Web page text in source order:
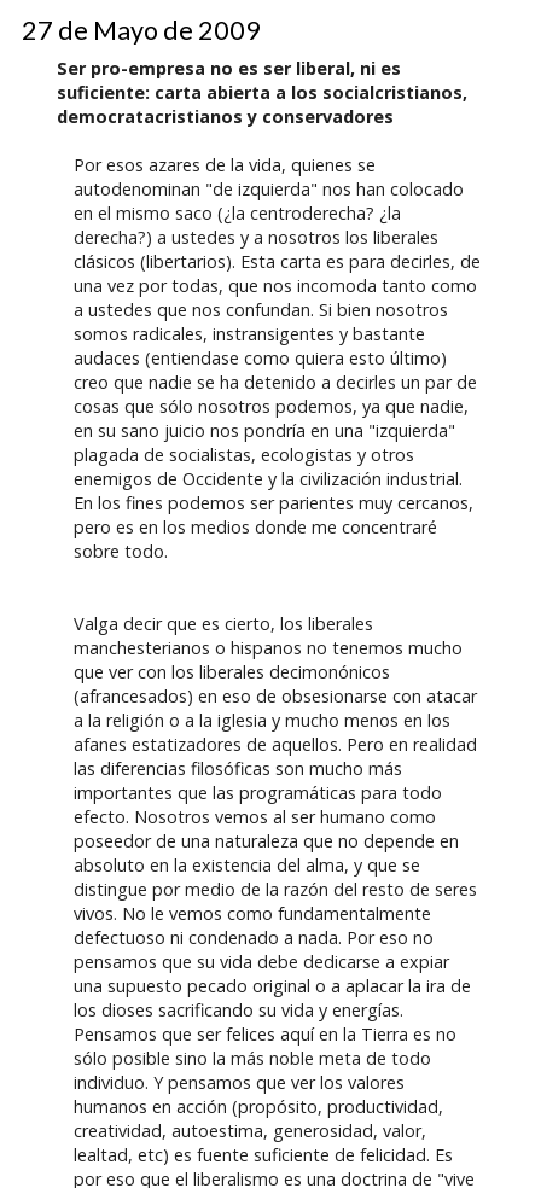
27 de Mayo de 2009
Ser pro-empresa no es ser liberal, ni es
suficiente: carta abierta a los socialcristianos,
democratacristianos y conservadores
Por esos azares de la vida, quienes se
autodenominan "de izquierda" nos han colocado
en el mismo saco (¿la centroderecha? ¿la
derecha?) a ustedes y a nosotros los liberales
clásicos (libertarios). Esta carta es para decirles, de
una vez por todas, que nos incomoda tanto como
a ustedes que nos confundan. Si bien nosotros
somos radicales, instransigentes y bastante
audaces (entiendase como quiera esto último)
creo que nadie se ha detenido a decirles un par de
cosas que sólo nosotros podemos, ya que nadie,
en su sano juicio nos pondría en una "izquierda"
plagada de socialistas, ecologistas y otros
enemigos de Occidente y la civilización industrial.
En los fines podemos ser parientes muy cercanos,
pero es en los medios donde me concentraré
sobre todo.
Valga decir que es cierto, los liberales
manchesterianos o hispanos no tenemos mucho
que ver con los liberales decimonónicos
(afrancesados) en eso de obsesionarse con atacar
a la religión o a la iglesia y mucho menos en los
afanes estatizadores de aquellos. Pero en realidad
las diferencias filosóficas son mucho más
importantes que las programáticas para todo
efecto. Nosotros vemos al ser humano como
poseedor de una naturaleza que no depende en
absoluto en la existencia del alma, y que se
distingue por medio de la razón del resto de seres
vivos. No le vemos como fundamentalmente
defectuoso ni condenado a nada. Por eso no
pensamos que su vida debe dedicarse a expiar
una supuesto pecado original o a aplacar la ira de
los dioses sacrificando su vida y energías.
Pensamos que ser felices aquí en la Tierra es no
sólo posible sino la más noble meta de todo
individuo. Y pensamos que ver los valores
humanos en acción (propósito, productividad,
creatividad, autoestima, generosidad, valor,
lealtad, etc) es fuente suficiente de felicidad. Es
por eso que el liberalismo es una doctrina de "vive